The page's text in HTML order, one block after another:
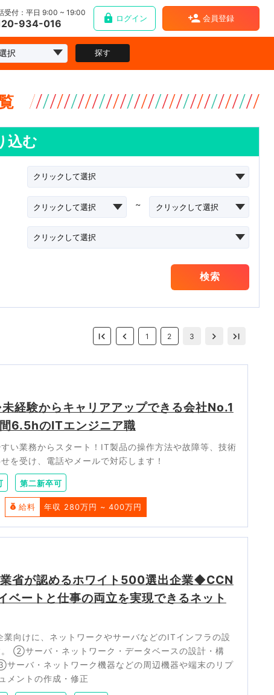
受付：平日 9:00 ~ 19:00
934-016 ログイン 会員登録
探す
込む
~
検索
1 2 3
経験からキャリアアップできる会社No.1
6.5hのITエンジニア職
い業務からスタート！IT製品の操作方法や故障等、技術
を受け、電話やメールで対応します！
第二新卒可
給料 年収 280万円 ~ 400万円
省が認めるホワイト500選出企業◆CCN
ートと仕事の両立を実現できるネット
向けに、ネットワークやサーバなどのITインフラの設
②サーバ・ネットワーク・データベースの設計・構
ーバ・ネットワーク機器などの周辺機器や端末のリプ
メントの作成・修正